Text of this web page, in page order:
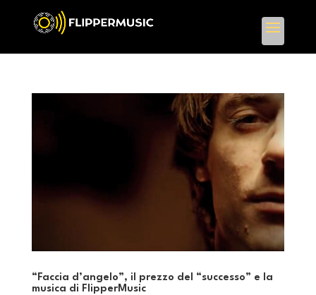
“Faccia d’angelo”, il prezzo del “successo” e la
musica di FlipperMusic